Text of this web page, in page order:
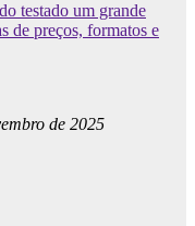
testado um grande
de preços, formatos e
de 2025